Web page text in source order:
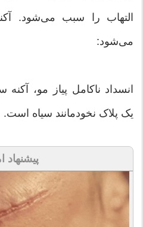
التهاب را سبب مى‌شود.
مى‌شود:
انسداد ناکامل پیاز مو،
یک پلاک نخودمانند سیاه است.
پیشنهاد